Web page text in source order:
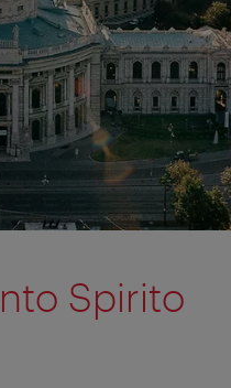
Spirito